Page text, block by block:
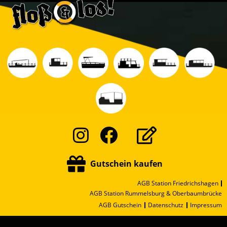
Instagram
Facebook
Gutschein kaufen
AGB Station Friedrichshagen
AGB Station Rummelsburg & Oberbaumbrücke
AGB Gutschein
Datenschutz Impressum